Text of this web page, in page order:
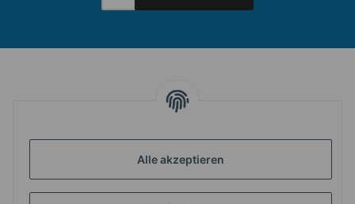
Alle akzeptieren
INFORMATIONEN
GESETZLICHE INFORMATIONEN